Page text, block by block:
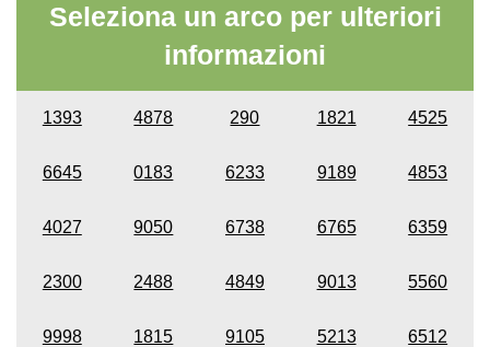
Seleziona un arco per ulteriori
informazioni
1393 4878 290 1821 4525
6645 0183 6233 9189 4853
4027 9050 6738 6765 6359
2300 2488 4849 9013 5560
9998 1815 9105 5213 6512